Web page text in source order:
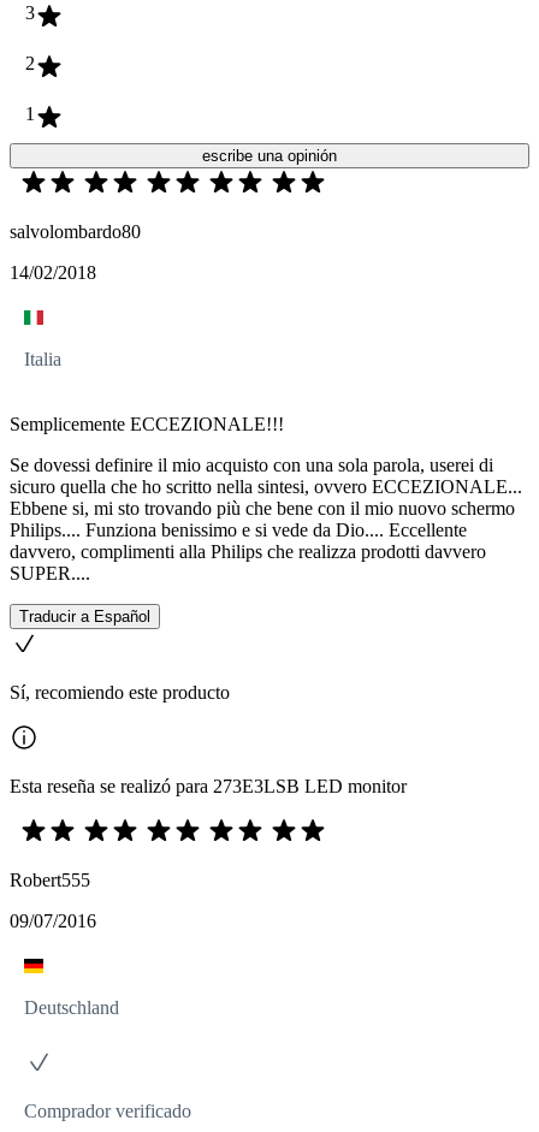
3
2
1
escribe una opinión
salvolombardo80
14/02/2018
Italia
Semplicemente ECCEZIONALE!!!
Se dovessi definire il mio acquisto con una sola parola, userei di
sicuro quella che ho scritto nella sintesi, ovvero ECCEZIONALE...
Ebbene si, mi sto trovando più che bene con il mio nuovo schermo
Philips.... Funziona benissimo e si vede da Dio.... Eccellente
davvero, complimenti alla Philips che realizza prodotti davvero
SUPER....
Traducir a Español
Sí, recomiendo este producto
Esta reseña se realizó para 273E3LSB LED monitor
Robert555
09/07/2016
Deutschland
Comprador verificado